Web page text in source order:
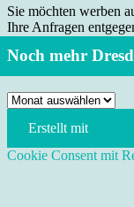
Sie möchten werben
Ihre Anfragen
Noch mehr
Noch
Dresden
Reisetipps
Erstellt mit
Cookie Consent mit